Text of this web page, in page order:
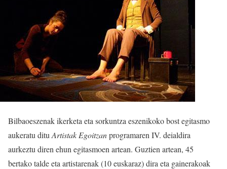
Bilbaoeszenak ikerketa eta sorkuntza eszenikoko bost egitasmo
aukeratu ditu Artistak Egoitzanprogramaren IV. deialdira
aurkeztu diren ehun egitasmoen artean. Guztien artean, 45
bertako talde eta artistarenak (10 euskaraz) dira eta gainerakoak